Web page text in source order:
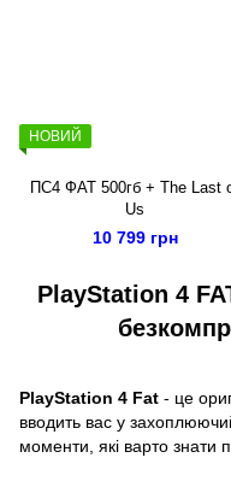
НОВИЙ
ПС4 ФАТ 500гб + The Last
Us
10 799 грн
PlayStation 4
PlayStation 4 Fat - це
вводить вас у
моменти, які варто знати